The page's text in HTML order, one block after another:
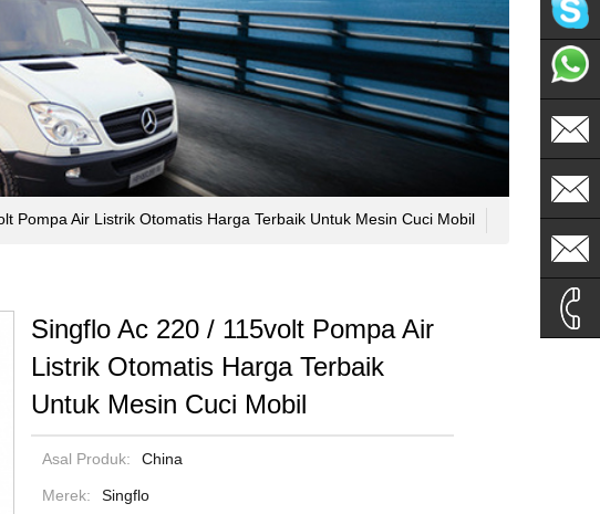
Pompa Air Listrik Otomatis Harga Terbaik Untuk Mesin Cuci Mobil
Singflo Ac 220 / 115volt Pompa Air
Listrik Otomatis Harga Terbaik
Untuk Mesin Cuci Mobil
Asal Produk: China
Merek: Singflo